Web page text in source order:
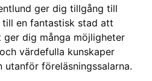
ger dig tillgång till
en fantastisk stad att
ger dig många möjligheter
värdefulla kunskaper
utanför föreläsningssalarna.